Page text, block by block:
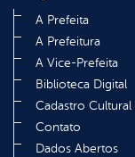
A Prefeita
A Prefeitura
A Vice-Prefeita
Biblioteca Digital
Cadastro Cultural
Contato
Dados Abertos